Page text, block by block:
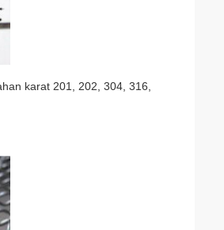
karat 201, 202, 304, 316,